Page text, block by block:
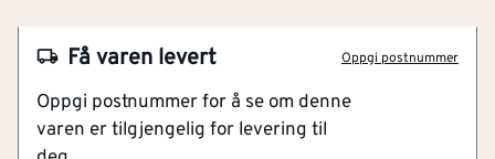
Få varen levert Oppgi postnummer
Oppgi postnummer for å se om denne
varen er tilgjengelig for levering til
Artikkelnummer 101131582
Skjuler og beskytter skjøteledningen
Selvklebende
Klimaeffe
[kg CO₂-eq/m²]
Materiale Aluminium